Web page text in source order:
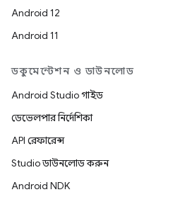
Android 12
Android 11
ডকুমেন্টেশন ও ডাউনলোড
Android Studio গাইড
ডেভেলপার নির্দেশিকা
API রেফারেন্স
Studio ডাউনলোড করুন
Android NDK